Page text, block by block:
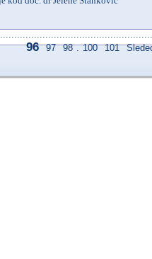
96 97 98 . 100 101